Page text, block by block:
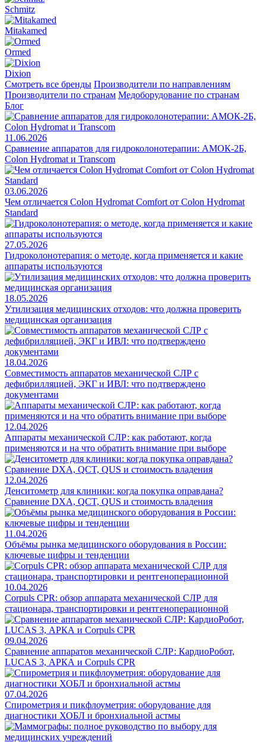
Schmitz
Mitakamed
Ormed
Dixion
Смотреть все бренды Производители по направлениям
Производители по странам Медоборудование по странам
Блог
11.06.2026
Сравнение аппаратов для гидроколонотерапии: АМОК-2Б,
Colon Hydromat и Transcom
03.06.2026
Чем отличается Colon Hydromat Comfort от Colon Hydromat
Standard
27.05.2026
Гидроколонотерапия: о методе, когда применяется и какие
аппараты используются
18.05.2026
Утилизация медицинских отходов: что должна проверить
медицинская организация
18.04.2026
Совместимость аппаратов механической СЛР с
дефибрилляцией, ЭКГ и ИВЛ: что подтверждено
документами
12.04.2026
Аппараты механической СЛР: как работают, когда
применяются и на что обратить внимание при выборе
12.04.2026
Денситометр для клиники: когда покупка оправдана?
Сравнение DXA, QCT, QUS и стоимость владения
11.04.2026
Объёмы рынка медицинского оборудования в России:
ключевые цифры и тенденции
10.04.2026
Corpuls CPR: обзор аппарата механической СЛР для
стационара, транспортировки и рентгеноперационной
09.04.2026
Сравнение аппаратов механической СЛР: КардиоРобот,
LUCAS 3, АРКА и Corpuls CPR
07.04.2026
Спирометрия и пикфлоуметрия: оборудование для
диагностики ХОБЛ и бронхиальной астмы